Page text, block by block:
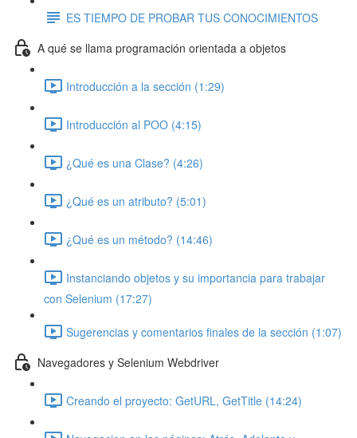
ES TIEMPO DE PROBAR TUS CONOCIMIENTOS
A qué se llama programación orientada a objetos
Introducción a la sección (1:29)
Introducción al POO (4:15)
¿Qué es una Clase? (4:26)
¿Qué es un atributo? (5:01)
¿Qué es un método? (14:46)
Instanciando objetos y su importancia para trabajar
con Selenium (17:27)
Sugerencias y comentarios finales de la sección (1:07)
Navegadores y Selenium Webdriver
Creando el proyecto: GetURL, GetTitle (14:24)